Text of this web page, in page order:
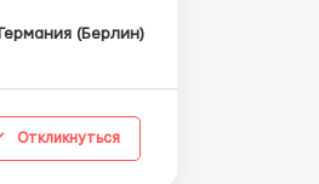
Германия (Берлин)
Откликнуться